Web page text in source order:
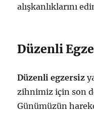
alışkanlıklarını
Düzenli
Düzenli egzersiz
zihnimiz için son
Günümüzün